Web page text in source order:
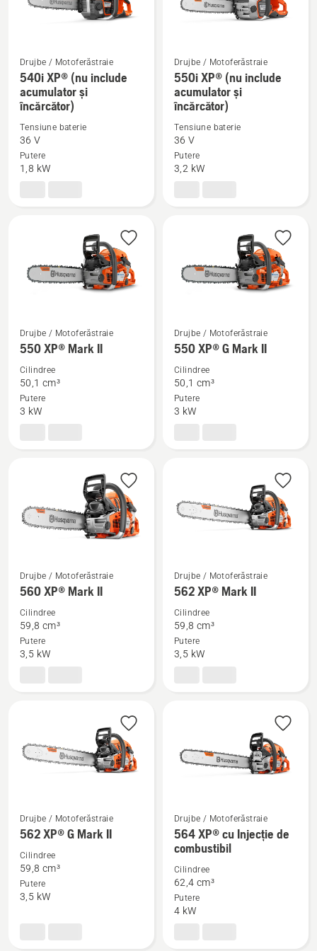
Vezi
mai
detalii
despre
540i
încărcător)
Drujbe / Motoferăstraie
540i XP® (nu include
acumulator și
încărcător)
Tensiune baterie
36 V
Putere
1,8 kW
Vezi
mai
detalii
despre
550i
încărcător)
Drujbe / Motoferăstraie
550i XP® (nu include
acumulator și
încărcător)
Tensiune baterie
36 V
Putere
3,2 kW
Vezi
mai
multe
detalii
despre
Drujbe / Motoferăstraie
550 XP® Mark II
Cilindree
50,1 cm³
Putere
3 kW
Vezi
mai
multe
detalii
despre
Drujbe / Motoferăstraie
550 XP® G Mark II
Cilindree
50,1 cm³
Putere
3 kW
Vezi
mai
multe
detalii
despre
Drujbe / Motoferăstraie
560 XP® Mark II
Cilindree
59,8 cm³
Putere
3,5 kW
Vezi
mai
multe
detalii
despre
Drujbe / Motoferăstraie
562 XP® Mark II
Cilindree
59,8 cm³
Putere
3,5 kW
Vezi
mai
multe
detalii
despre
Drujbe / Motoferăstraie
562 XP® G Mark II
Cilindree
59,8 cm³
Putere
3,5 kW
Vezi
mai
multe
detalii
despre
564 XP®
Drujbe / Motoferăstraie
564 XP® cu Injecție de
combustibil
Cilindree
62,4 cm³
Putere
4 kW